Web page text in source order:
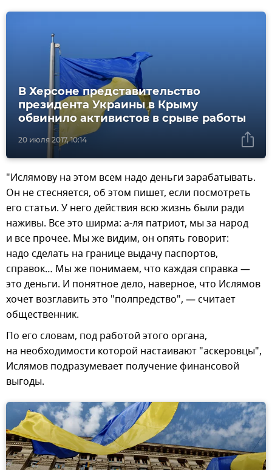
20 июля 2017, 10:14
В Херсоне представительство
президента Украины в Крыму
обвинило активистов в срыве работы
"Ислямову на этом всем надо деньги зарабатывать.
Он не стесняется, об этом пишет, если посмотреть
его статьи. У него действия всю жизнь были ради
наживы. Все это ширма: а-ля патриот, мы за народ
и все прочее. Мы же видим, он опять говорит:
надо сделать на границе выдачу паспортов,
справок… Мы же понимаем, что каждая справка —
это деньги. И понятное дело, наверное, что Ислямов
хочет возглавить это "полпредство", — считает
общественник.
По его словам, под работой этого органа,
на необходимости которой настаивают "аскеровцы",
Ислямов подразумевает получение финансовой
выгоды.